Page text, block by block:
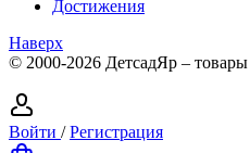
Достижения
Наверх
© 2000-2026 ДетсадЯр – товары
Войти /Регистрация